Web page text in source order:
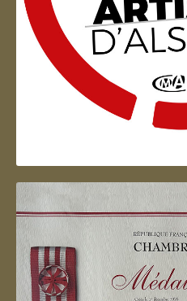
Artisan d'Alsace